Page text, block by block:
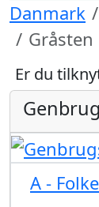
Danmark
Gråsten
Er du
A -